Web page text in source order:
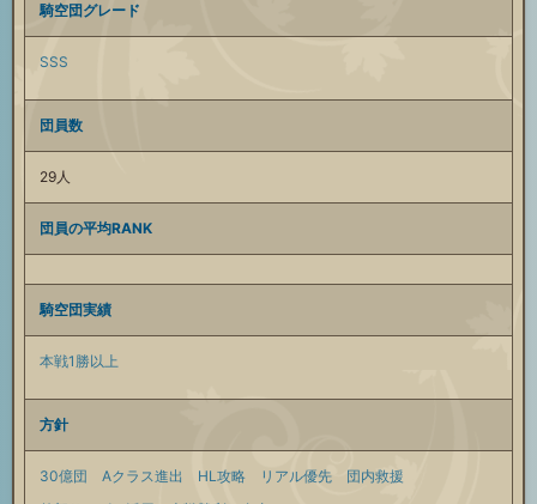
騎空団グレード
SSS
団員数
29人
団員の平均RANK
騎空団実績
本戦1勝以上
方針
30億団 Aクラス進出 HL攻略 リアル優先
団内救援